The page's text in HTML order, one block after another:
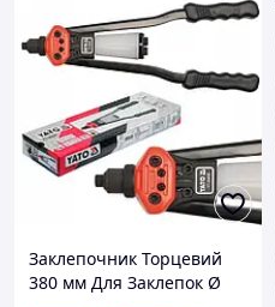
Заклепочник Торцевий
380 мм Для Заклепок Ø